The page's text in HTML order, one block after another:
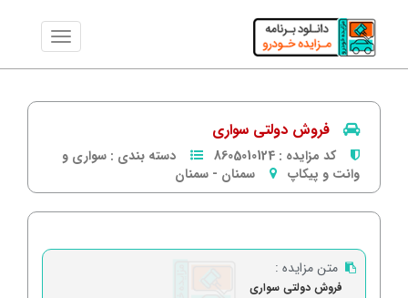
فروش دولتی سواری
کد مزایده : 8605010124 دسته بندی : سواری و
وانت و پیکاپ
سمنان - سمنان
متن مزایده :
فروش دولتی سواری